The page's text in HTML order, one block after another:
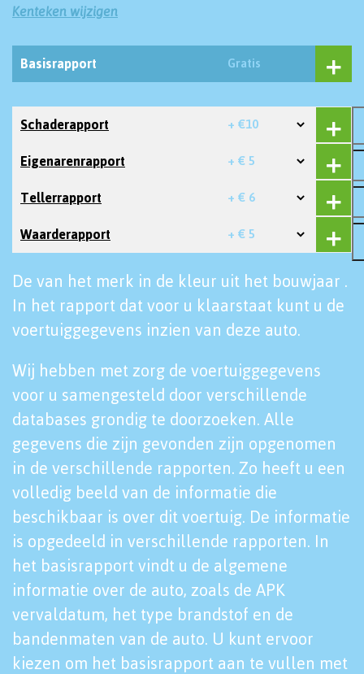
Kenteken wijzigen
Basisrapport Gratis
Schaderapport + €10
Eigenarenrapport + € 5
Tellerrapport + € 6
Waarderapport + € 5
De van het merk in de kleur uit het bouwjaar .
In het rapport dat voor u klaarstaat kunt u de
voertuiggegevens inzien van deze auto.
Wij hebben met zorg de voertuiggegevens
voor u samengesteld door verschillende
databases grondig te doorzoeken. Alle
gegevens die zijn gevonden zijn opgenomen
in de verschillende rapporten. Zo heeft u een
volledig beeld van de informatie die
beschikbaar is over dit voertuig. De informatie
is opgedeeld in verschillende rapporten. In
het basisrapport vindt u de algemene
informatie over de auto, zoals de APK
vervaldatum, het type brandstof en de
bandenmaten van de auto. U kunt ervoor
kiezen om het basisrapport aan te vullen met